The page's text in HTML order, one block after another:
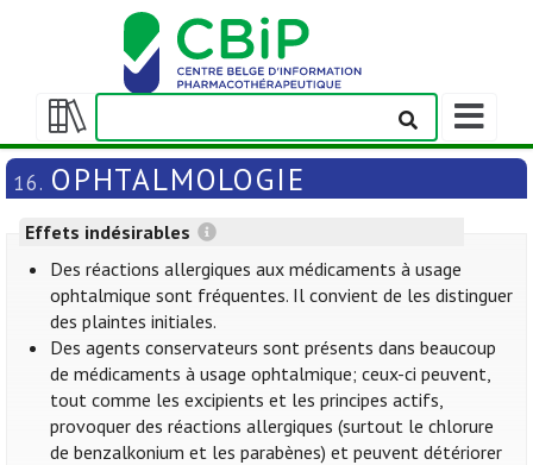
Afficher/masquer
la
table
matières
Afficher/
la
barre
navigation
16. OPHTALMOLOGIE
Effets indésirables
Des réactions allergiques aux médicaments à usage
ophtalmique sont fréquentes. Il convient de les distinguer
des plaintes initiales.
Des agents conservateurs sont présents dans beaucoup
de médicaments à usage ophtalmique; ceux-ci peuvent,
tout comme les excipients et les principes actifs,
provoquer des réactions allergiques (surtout le chlorure
de benzalkonium et les parabènes) et peuvent détériorer